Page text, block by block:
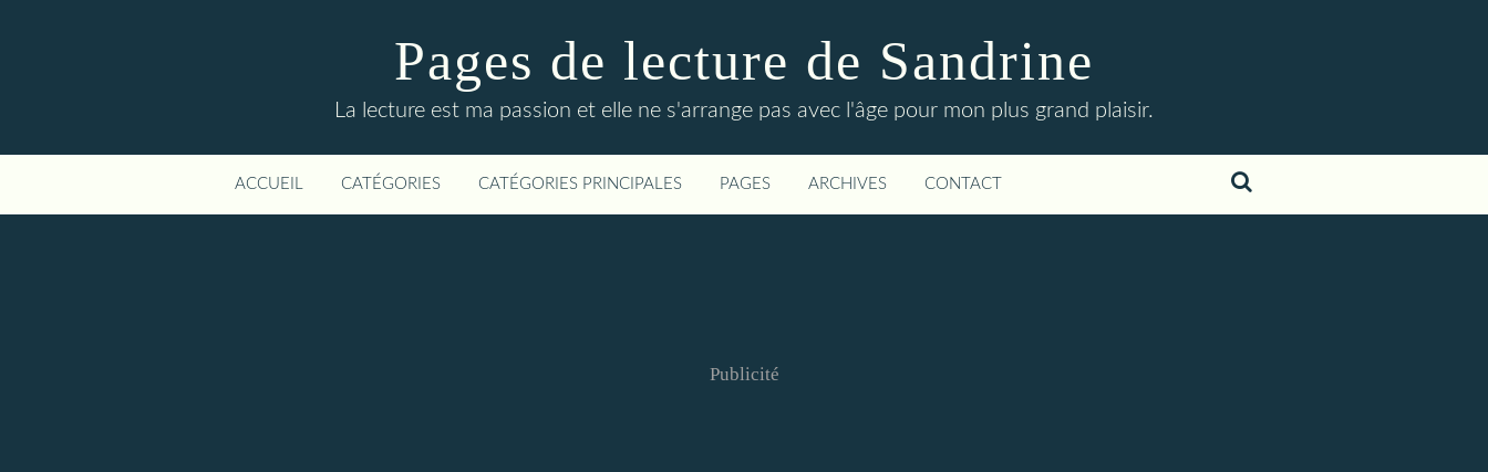
Pages de lecture de Sandrine
La lecture est ma passion et elle ne s'arrange pas avec l'âge pour mon plus grand plaisir.
ACCUEIL CATÉGORIES CATÉGORIES PRINCIPALES PAGES ARCHIVES CONTACT
Publicité